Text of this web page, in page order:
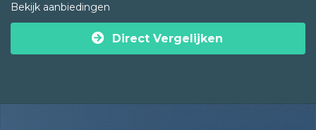
Bekijk aanbiedingen
Direct Vergelijken